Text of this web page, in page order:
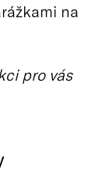
na
pro vás